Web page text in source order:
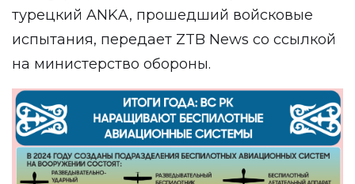
турецкий ANKA, прошедший войсковые
испытания, передает ZTB News со ссылкой
на министерство обороны.